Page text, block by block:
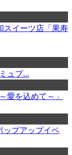
スイーツ店「果寿
ュプ...
愛を込めて～」
ップアップイベ